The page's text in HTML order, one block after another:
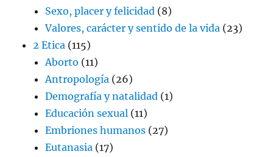
Sexo, placer y felicidad (8)
Valores, carácter y sentido de la vida (23)
2 Etica (115)
Aborto (11)
Antropología (26)
Demografía y natalidad (1)
Educación sexual (11)
Embriones humanos (27)
Eutanasia (17)